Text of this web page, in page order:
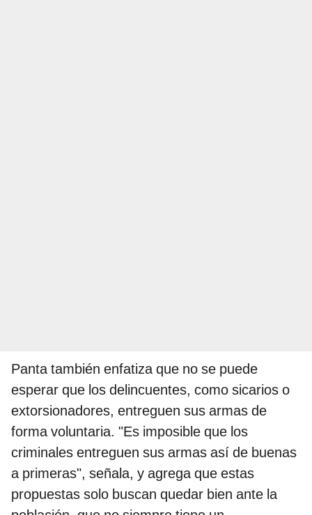
Panta también enfatiza que no se puede
esperar que los delincuentes, como sicarios o
extorsionadores, entreguen sus armas de
forma voluntaria. "Es imposible que los
criminales entreguen sus armas así de buenas
a primeras", señala, y agrega que estas
propuestas solo buscan quedar bien ante la